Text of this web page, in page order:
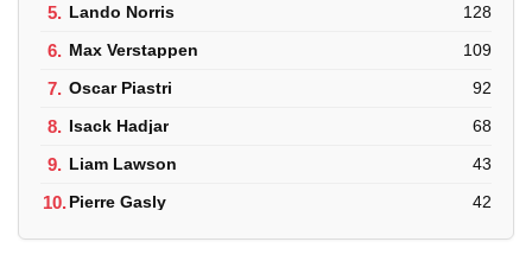
5. Lando Norris 128
6. Max Verstappen 109
7. Oscar Piastri 92
8. Isack Hadjar 68
9. Liam Lawson 43
10.Pierre Gasly 42